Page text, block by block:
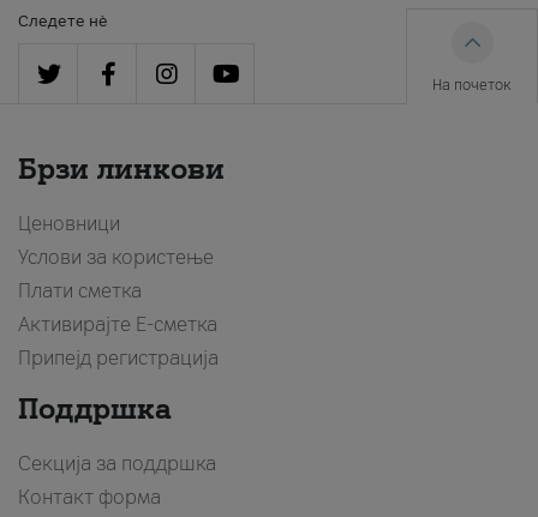
Следете нè
На почеток
Брзи линкови
Ценовници
Услови за користење
Плати сметка
Активирајте Е-сметка
Припејд регистрација
Поддршка
Секција за поддршка
Контакт форма